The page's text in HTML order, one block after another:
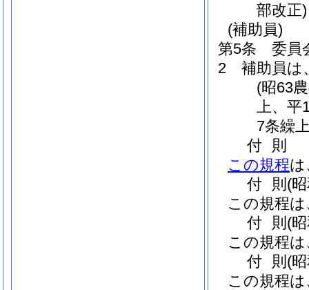
部改正)
(補助員)
第5条
委員
2
補助員は
(昭63
上、平
7条繰
付 則
この規程は
付 則 (
この規程
付 則 (
この規程
付 則 (
この規程